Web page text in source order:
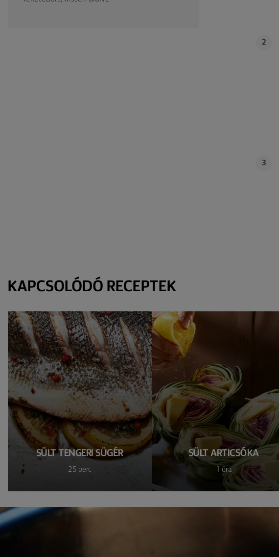
2
3
KAPCSOLÓDÓ RECEPTEK
SÜLT TENGERI SÜGÉR
25 perc
SÜLT ARTICSÓKA
1 óra